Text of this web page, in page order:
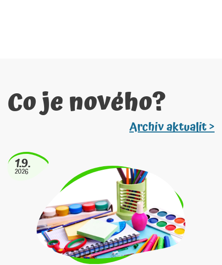
Co je nového?
Archiv aktualit >
1.9.
2026